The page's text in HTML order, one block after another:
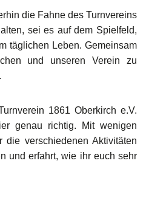
die Fahne des Turnvereins
sei es auf dem Spielfeld,
täglichen Leben. Gemeinsam
und unseren Verein zu
1861 Oberkirch e.V.
genau richtig. Mit wenigen
verschiedenen Aktivitäten
und erfahrt, wie ihr euch sehr